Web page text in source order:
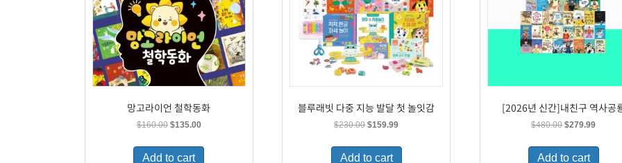
망고라이언 철학동화
$160.00 Original
was:
$160.00.
$135.00Current
is:
Add to cart
블루래빗 다중 지능 발달 첫 놀잇감
$230.00 Original
was:
$230.00.
$159.99Current
is:
Add to cart
[2026년 신간]내친구 역사공
$480.00Original
was:
$480.00.
$279.99Current
is:
Add to cart